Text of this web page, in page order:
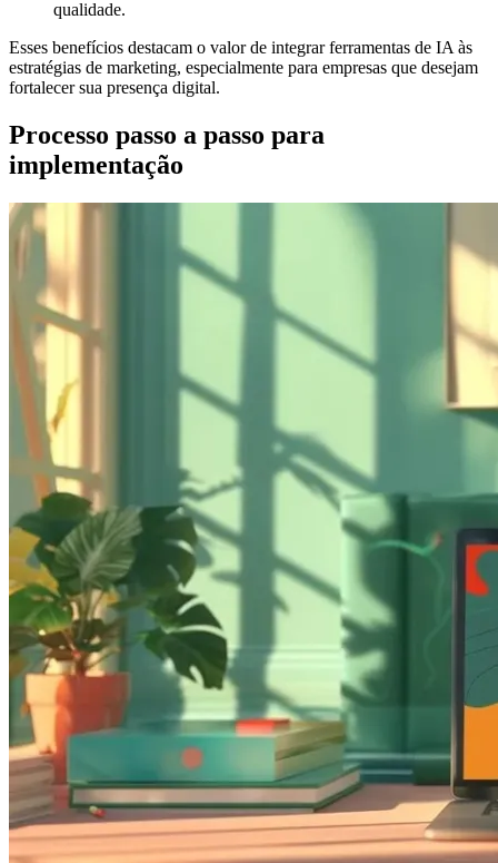
qualidade.
Esses benefícios destacam o valor de integrar ferramentas de IA às
estratégias de marketing, especialmente para empresas que desejam
fortalecer sua presença digital.
Processo passo a passo para
implementação